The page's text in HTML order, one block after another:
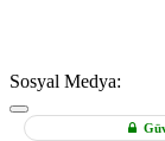
Sosyal Medya: